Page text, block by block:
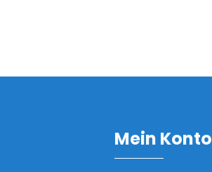
Mein Konto